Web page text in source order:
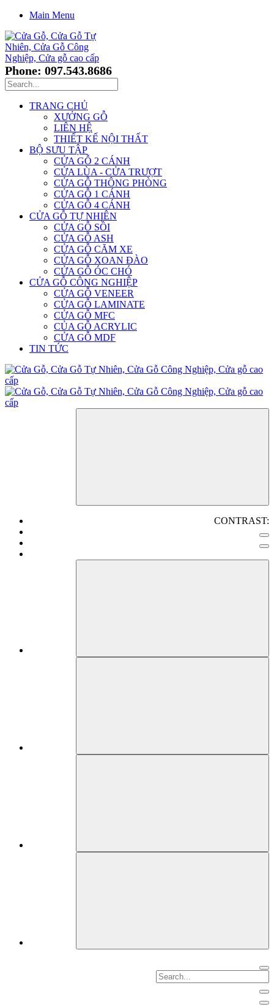
Main Menu
Phone: 097.543.8686
TRANG CHỦ
XƯỞNG GỖ
LIÊN HỆ
THIẾT KẾ NỘI THẤT
BỘ SƯU TẬP
CỬA GỖ 2 CÁNH
CỬA LÙA - CỬA TRƯỢT
CỬA GỖ THÔNG PHÒNG
CỬA GỖ 1 CÁNH
CỬA GỖ 4 CÁNH
CỬA GỖ TỰ NHIÊN
CỬA GỖ SỒI
CỬA GỖ ASH
CỬA GỖ CĂM XE
CỬA GỖ XOAN ĐÀO
CỬA GỖ ÓC CHÓ
CỬA GỖ CÔNG NGHIỆP
CỬA GỖ VENEER
CỬA GỖ LAMINATE
CỬA GỖ MFC
CỦA GỖ ACRYLIC
CỬA GỖ MDF
TIN TỨC
CONTRAST: